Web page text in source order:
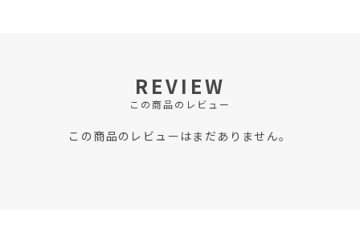
REVIEW
この商品のレビュー
この商品のレビューはまだありません。